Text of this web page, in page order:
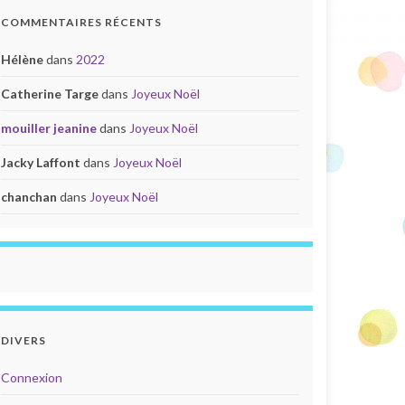
COMMENTAIRES RÉCENTS
Hélènedans 2022
Catherine Targedans Joyeux Noël
mouiller jeaninedans Joyeux Noël
Jacky Laffont dans Joyeux Noël
chanchan dans Joyeux Noël
DIVERS
Connexion